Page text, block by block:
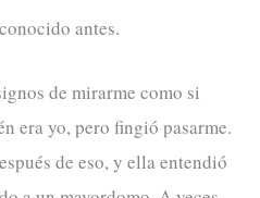
antes.
de mirarme como si
era yo, pero fingió pasarme.
de eso, y ella entendió